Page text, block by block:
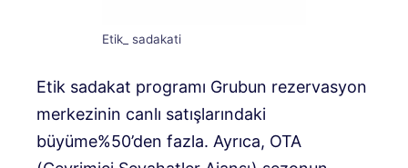
Etik_ sadakati
Etik sadakat programı Grubun rezervasyon
merkezinin canlı satışlarındaki
büyüme%50’den fazla. Ayrıca, OTA